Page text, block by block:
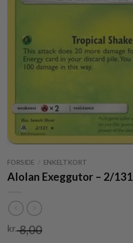
FORSIDE / ENKELTKORT
Alolan Exeggutor – 2/131
kr.8,00